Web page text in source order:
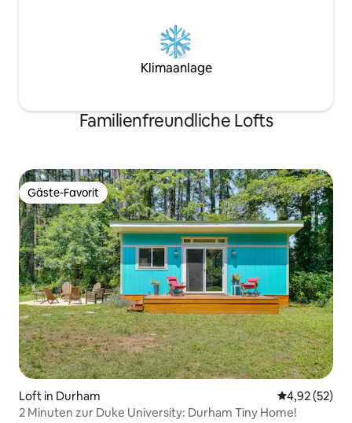
Klimaanlage
Familienfreundliche Lofts
Gäste-Favorit
Gäste-Favorit
Loft in Durham
4,92 (52)
2 Minuten zur Duke University: Durham Tiny Home!